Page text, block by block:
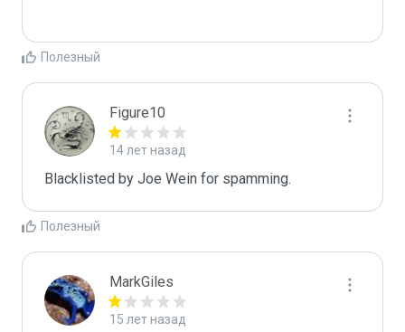
Полезный
Figure10
14 лет назад
Blacklisted by Joe Wein for spamming.
Полезный
MarkGiles
15 лет назад